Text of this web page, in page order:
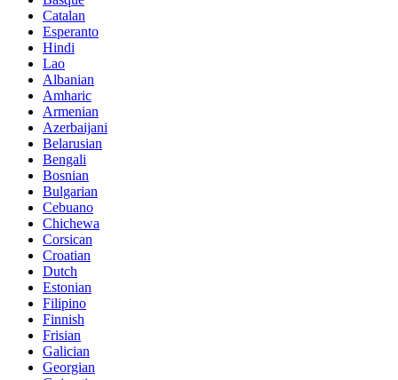
Catalan
Esperanto
Hindi
Lao
Albanian
Amharic
Armenian
Azerbaijani
Belarusian
Bengali
Bosnian
Bulgarian
Cebuano
Chichewa
Corsican
Croatian
Dutch
Estonian
Filipino
Finnish
Frisian
Galician
Georgian